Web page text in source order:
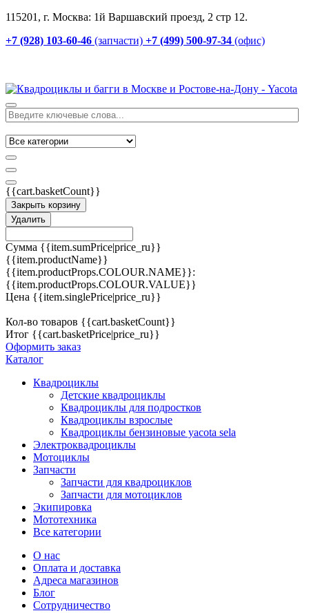
115201, г. Москва: 1й Варшавский проезд, 2 стр 12.
+7 (928) 103-60-46 (запчасти) +7 (499) 500-97-34 (офис)
{{cart.basketCount}}
Закрыть корзину
Удалить
Сумма {{item.sumPrice|price_ru}}
{{item.productName}}
{{item.productProps.COLOUR.NAME}}:
{{item.productProps.COLOUR.VALUE}}
Цена {{item.singlePrice|price_ru}}
Кол-во товаров {{cart.basketCount}}
Итог {{cart.basketPrice|price_ru}}
Оформить заказ
Каталог
Квадроциклы
Детские квадроциклы
Квадроциклы для подростков
Квадроциклы взрослые
Квадроциклы бензиновые yacota sela
Электроквадроциклы
Мотоциклы
Запчасти
Запчасти для квадроциклов
Запчасти для мотоциклов
Экипировка
Мототехника
Все категории
О нас
Оплата и доставка
Адреса магазинов
Блог
Сотрудничество